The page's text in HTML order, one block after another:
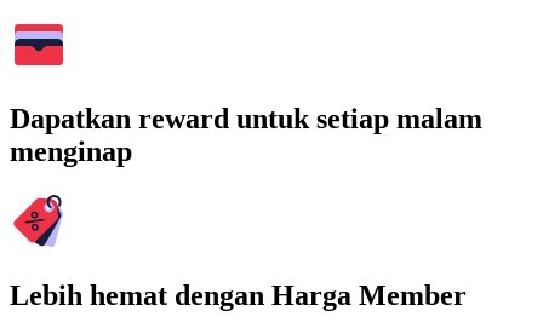
Dapatkan reward untuk setiap malam
menginap
Lebih hemat dengan Harga Member